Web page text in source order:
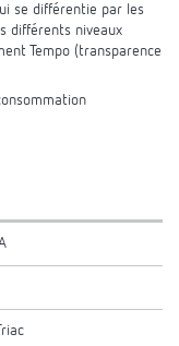
se différentie par les
différents niveaux
Tempo (transparence